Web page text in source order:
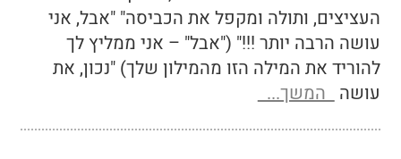
העציצים, ותולה ומקפל את הכביסה" "אבל, אני
עושה הרבה יותר !!!" ("אבל" – אני ממליץ לך
להוריד את המילה הזו מהמילון שלך) "נכון, את
עושה המשך...